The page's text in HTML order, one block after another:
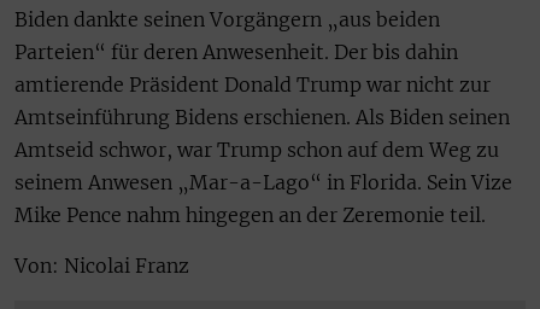
Biden dankte seinen Vorgängern „aus beiden
Parteien“ für deren Anwesenheit. Der bis dahin
amtierende Präsident Donald Trump war nicht zur
Amtseinführung Bidens erschienen. Als Biden seinen
Amtseid schwor, war Trump schon auf dem Weg zu
seinem Anwesen „Mar-a-Lago“ in Florida. Sein Vize
Mike Pence nahm hingegen an der Zeremonie teil.
Von: Nicolai Franz